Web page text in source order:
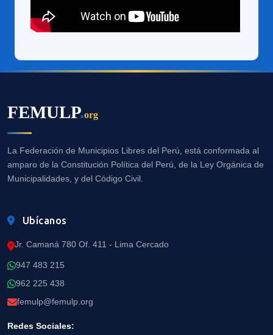
FEMULP.org
La Federación de Municipios Libres del Perú, está conformada al
amparo de la Constitución Política del Perú, de la Ley Orgánica de
Municipalidades, y del Código Civil.
Ubícanos
Jr. Camaná 780 Of. 411 - Lima Cercado
947 483 215
962 225 438
femulp@femulp.org
Redes Sociales: